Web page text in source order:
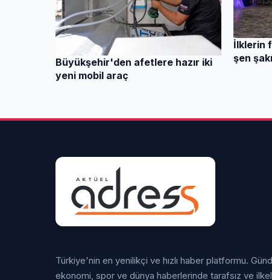
Büyükşehir'den afetlere hazır iki
yeni mobil araç
İlklerin
şen
Türkiye'nin en yenilikçi ve hızlı haber platformu.
ekonomi, spor ve dünya haberlerinde tarafsız ve ilkeli